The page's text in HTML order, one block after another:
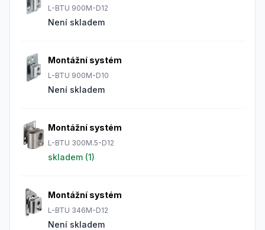
L-BTU 900M-D12
Není skladem
Montážní systém
L-BTU 900M-D10
Není skladem
Montážní systém
L-BTU 300M.5-D12
skladem (1)
Montážní systém
L-BTU 346M-D12
Není skladem